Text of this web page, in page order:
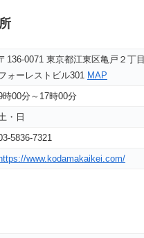
136-0071 東京都江東区亀戸２丁
ォーレストビル301 MAP
時00分～17時00分
・日
5836-7321
https://www.kodamakaikei.com/